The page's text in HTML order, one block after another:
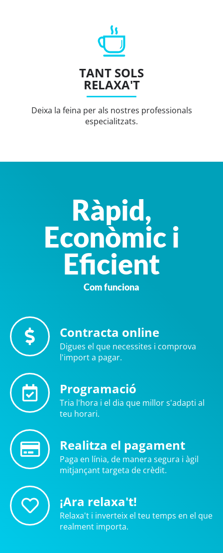
TANT SOLS
RELAXA'T
Deixa la feina per als nostres professionals
especialitzats.
Ràpid,
Econòmic i
Eficient
Com funciona
Contracta online
Digues el que necessites i comprova
l'import a pagar.
Programació
Tria l'hora i el dia que millor s'adapti al
teu horari.
Realitza el pagament
Paga en línia, de manera segura i àgil
mitjançant targeta de crèdit.
¡Ara relaxa't!
Relaxa't i inverteix el teu temps en el que
realment importa.